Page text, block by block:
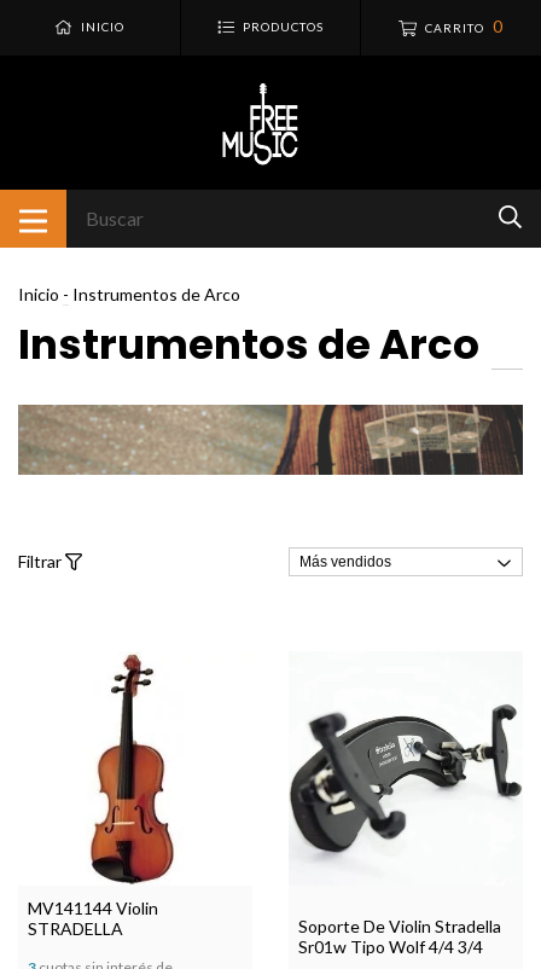
INICIO PRODUCTOS CARRITO 0
Inicio - Instrumentos de Arco
Instrumentos de Arco
Filtrar
MV141144 Violin
STRADELLA
Soporte De Violin Stradella
Sr01w Tipo Wolf 4/4 3/4